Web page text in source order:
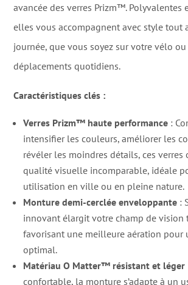
avancée des verres Prizm™. Polyvalentes
elles vous accompagnent avec style tout
journée, que vous soyez sur votre vélo
déplacements quotidiens.
Caractéristiques clés :
Verres Prizm™ haute performance :
intensifier les couleurs, améliorer les
révéler les moindres détails, ces verres
qualité visuelle incomparable, idéale
utilisation en ville ou en pleine nature.
Monture demi-cerclée enveloppante :
innovant élargit votre champ de vision
favorisant une meilleure aération pour
optimal.
Matériau O Matter™ résistant et léger
confortable, la monture s’adapte à un